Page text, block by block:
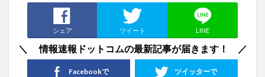
シェア ツイート LINE
＼ 情報速報ドットコムの最新記事が届きます！ ／
ツイッターで
Facebookで